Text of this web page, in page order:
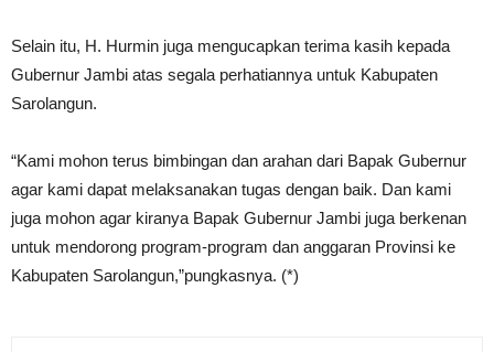
Selain itu, H. Hurmin juga mengucapkan terima kasih kepada
Gubernur Jambi atas segala perhatiannya untuk Kabupaten
Sarolangun.
“Kami mohon terus bimbingan dan arahan dari Bapak Gubernur
agar kami dapat melaksanakan tugas dengan baik. Dan kami
juga mohon agar kiranya Bapak Gubernur Jambi juga berkenan
untuk mendorong program-program dan anggaran Provinsi ke
Kabupaten Sarolangun,”pungkasnya. (*)